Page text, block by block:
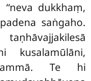
‘‘neva dukkhaṃ,
saṅgaho.
kusalamūlāni,
Te hi